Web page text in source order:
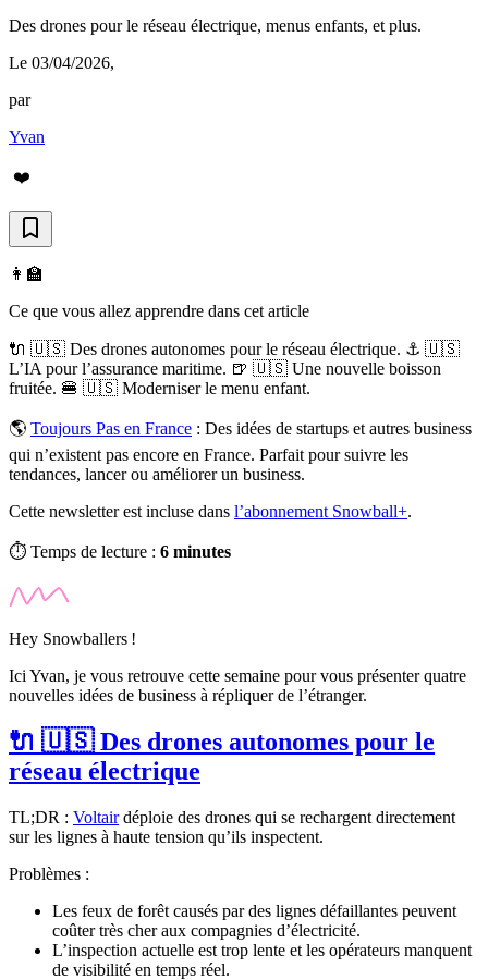
Des drones pour le réseau électrique, menus enfants, et plus.
Le 03/04/2026,
par
Yvan
❤️
👩‍🏫
Ce que vous allez apprendre dans cet article
🔌 🇺🇸 Des drones autonomes pour le réseau électrique. ⚓ 🇺🇸
L’IA pour l’assurance maritime. 🍺 🇺🇸 Une nouvelle boisson
fruitée. 🍔 🇺🇸 Moderniser le menu enfant.
🌎 Toujours Pas en France : Des idées de startups et autres business
qui n’existent pas encore en France. Parfait pour suivre les
tendances, lancer ou améliorer un business.
Cette newsletter est incluse dans l’abonnement Snowball+.
⏱️ Temps de lecture : 6 minutes
Hey Snowballers !
Ici Yvan, je vous retrouve cette semaine pour vous présenter quatre
nouvelles idées de business à répliquer de l’étranger.
🔌 🇺🇸 Des drones autonomes pour le
réseau électrique
TL;DR : Voltairdéploie des drones qui se rechargent directement
sur les lignes à haute tension qu’ils inspectent.
Problèmes :
Les feux de forêt causés par des lignes défaillantes peuvent
coûter très cher aux compagnies d’électricité.
L’inspection actuelle est trop lente et les opérateurs manquent
de visibilité en temps réel.